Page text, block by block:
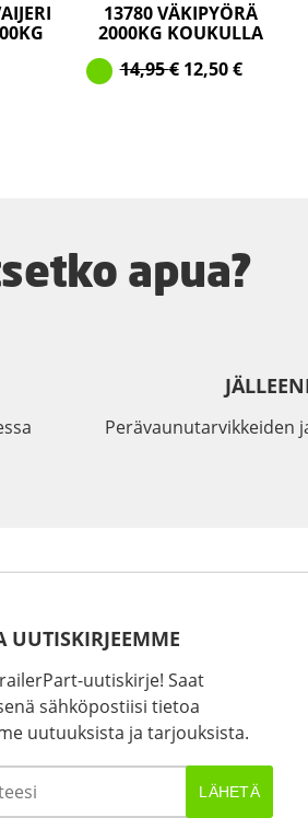
13780 VÄKIPYÖRÄ
2000KG KOUKULLA
14,95€ 12,50€
apua?
Perävaunutarvikkeiden
UUTISKIRJEEMME
uutiskirje! Saat
sähköpostiisi tietoa
uutuuksista ja tarjouksista.